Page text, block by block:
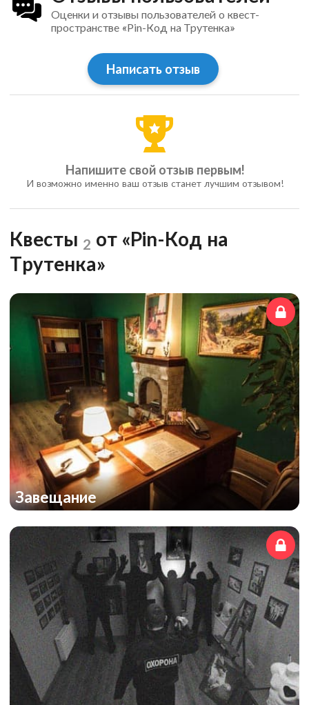
Оценки и отзывы пользователей о квест-
пространстве «Pin-Код на Трутенка»
Написать отзыв
Напишите свой отзыв первым!
И возможно именно ваш отзыв станет лучшим отзывом!
Квесты 2 от «Pin-Код на
Трутенка»
Завещание